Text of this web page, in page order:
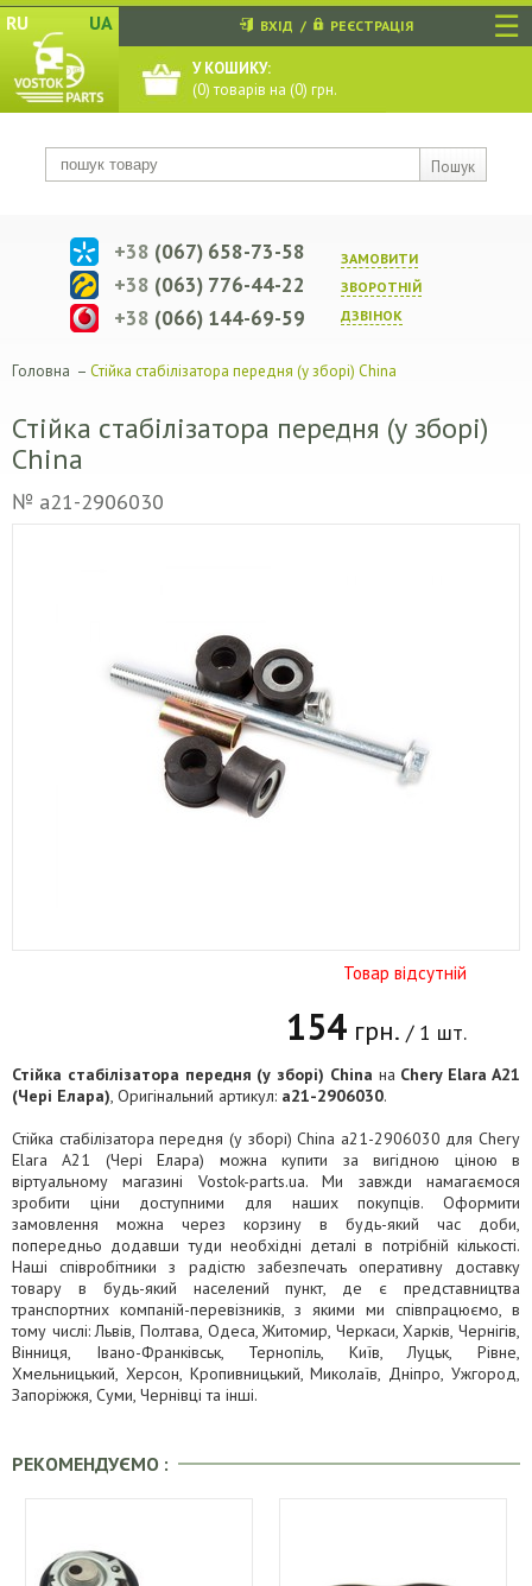
☰
RU UA
Пошук
ВХІД / РЕЄСТРАЦІЯ
У КОШИКУ:
(0) товарів на (0) грн.
ЗАМОВИТИ
ЗВОРОТНIЙ
ДЗВIНОК
+38 (067) 658-73-58
+38 (063) 776-44-22
+38 (066) 144-69-59
Головна – Стійка стабілізатора передня (у зборі) China
Стійка стабілізатора передня (у зборі)
China
№ a21-2906030
Товар відсутній
154 грн. / 1 шт.
Стійка стабілізатора передня (у зборі) China на Chery Elara A21
(Чері Елара), Оригінальний артикул: a21-2906030.
Стійка стабілізатора передня (у зборі) China a21-2906030 для Chery
Elara A21 (Чері Елара) можна купити за вигідною ціною в
віртуальному магазині Vostok-parts.ua. Ми завжди намагаємося
зробити ціни доступними для наших покупців. Оформити
замовлення можна через корзину в будь-який час доби,
попередньо додавши туди необхідні деталі в потрібній кількості.
Наші співробітники з радістю забезпечать оперативну доставку
товару в будь-який населений пункт, де є представництва
транспортних компаній-перевізників, з якими ми співпрацюємо, в
тому числі: Львів, Полтава, Одеса, Житомир, Черкаси, Харків, Чернігів,
Вінниця, Івано-Франківськ, Тернопіль, Київ, Луцьк, Рівне,
Хмельницький, Херсон, Кропивницький, Миколаїв, Дніпро, Ужгород,
Запоріжжя, Суми, Чернівці та інші.
РЕКОМЕНДУЄМО :